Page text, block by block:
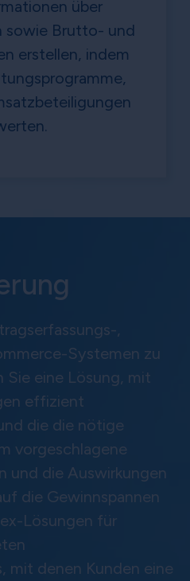
über
sowie Brutto- und
erstellen, indem
,
Systemen zu
Sie eine Lösung, mit
effizient
die die nötige
vorgeschlagene
und die Auswirkungen
die Gewinnspannen
Lösungen für
mit denen Kunden eine